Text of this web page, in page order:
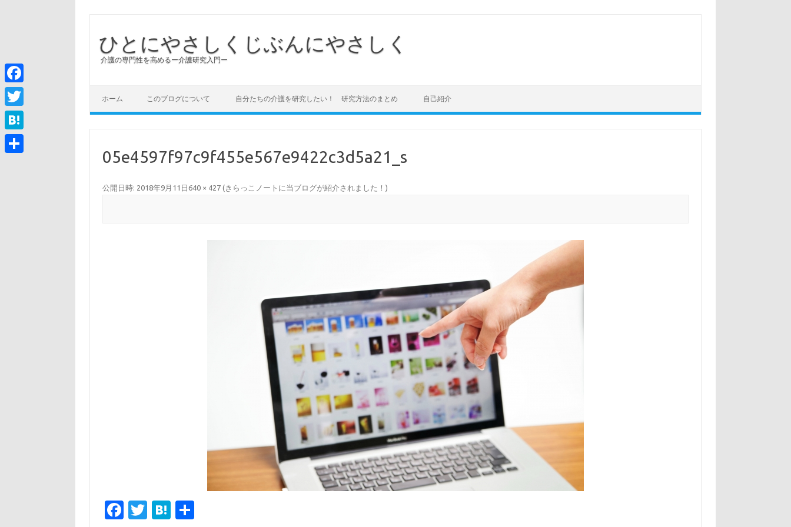
ひとにやさしくじぶんにやさしく
介護の専門性を高めるー介護研究入門ー
ホーム このブログについて 自分たちの介護を研究したい！ 研究方法のまとめ 自己紹介
05e4597f97c9f455e567e9422c3d5a21_s
公開日時: 2018年9月11日 640 × 427(きらっこノートに当ブログが紹介されました！ )
Fa
T
H
Facebook
Twitter
Hatena